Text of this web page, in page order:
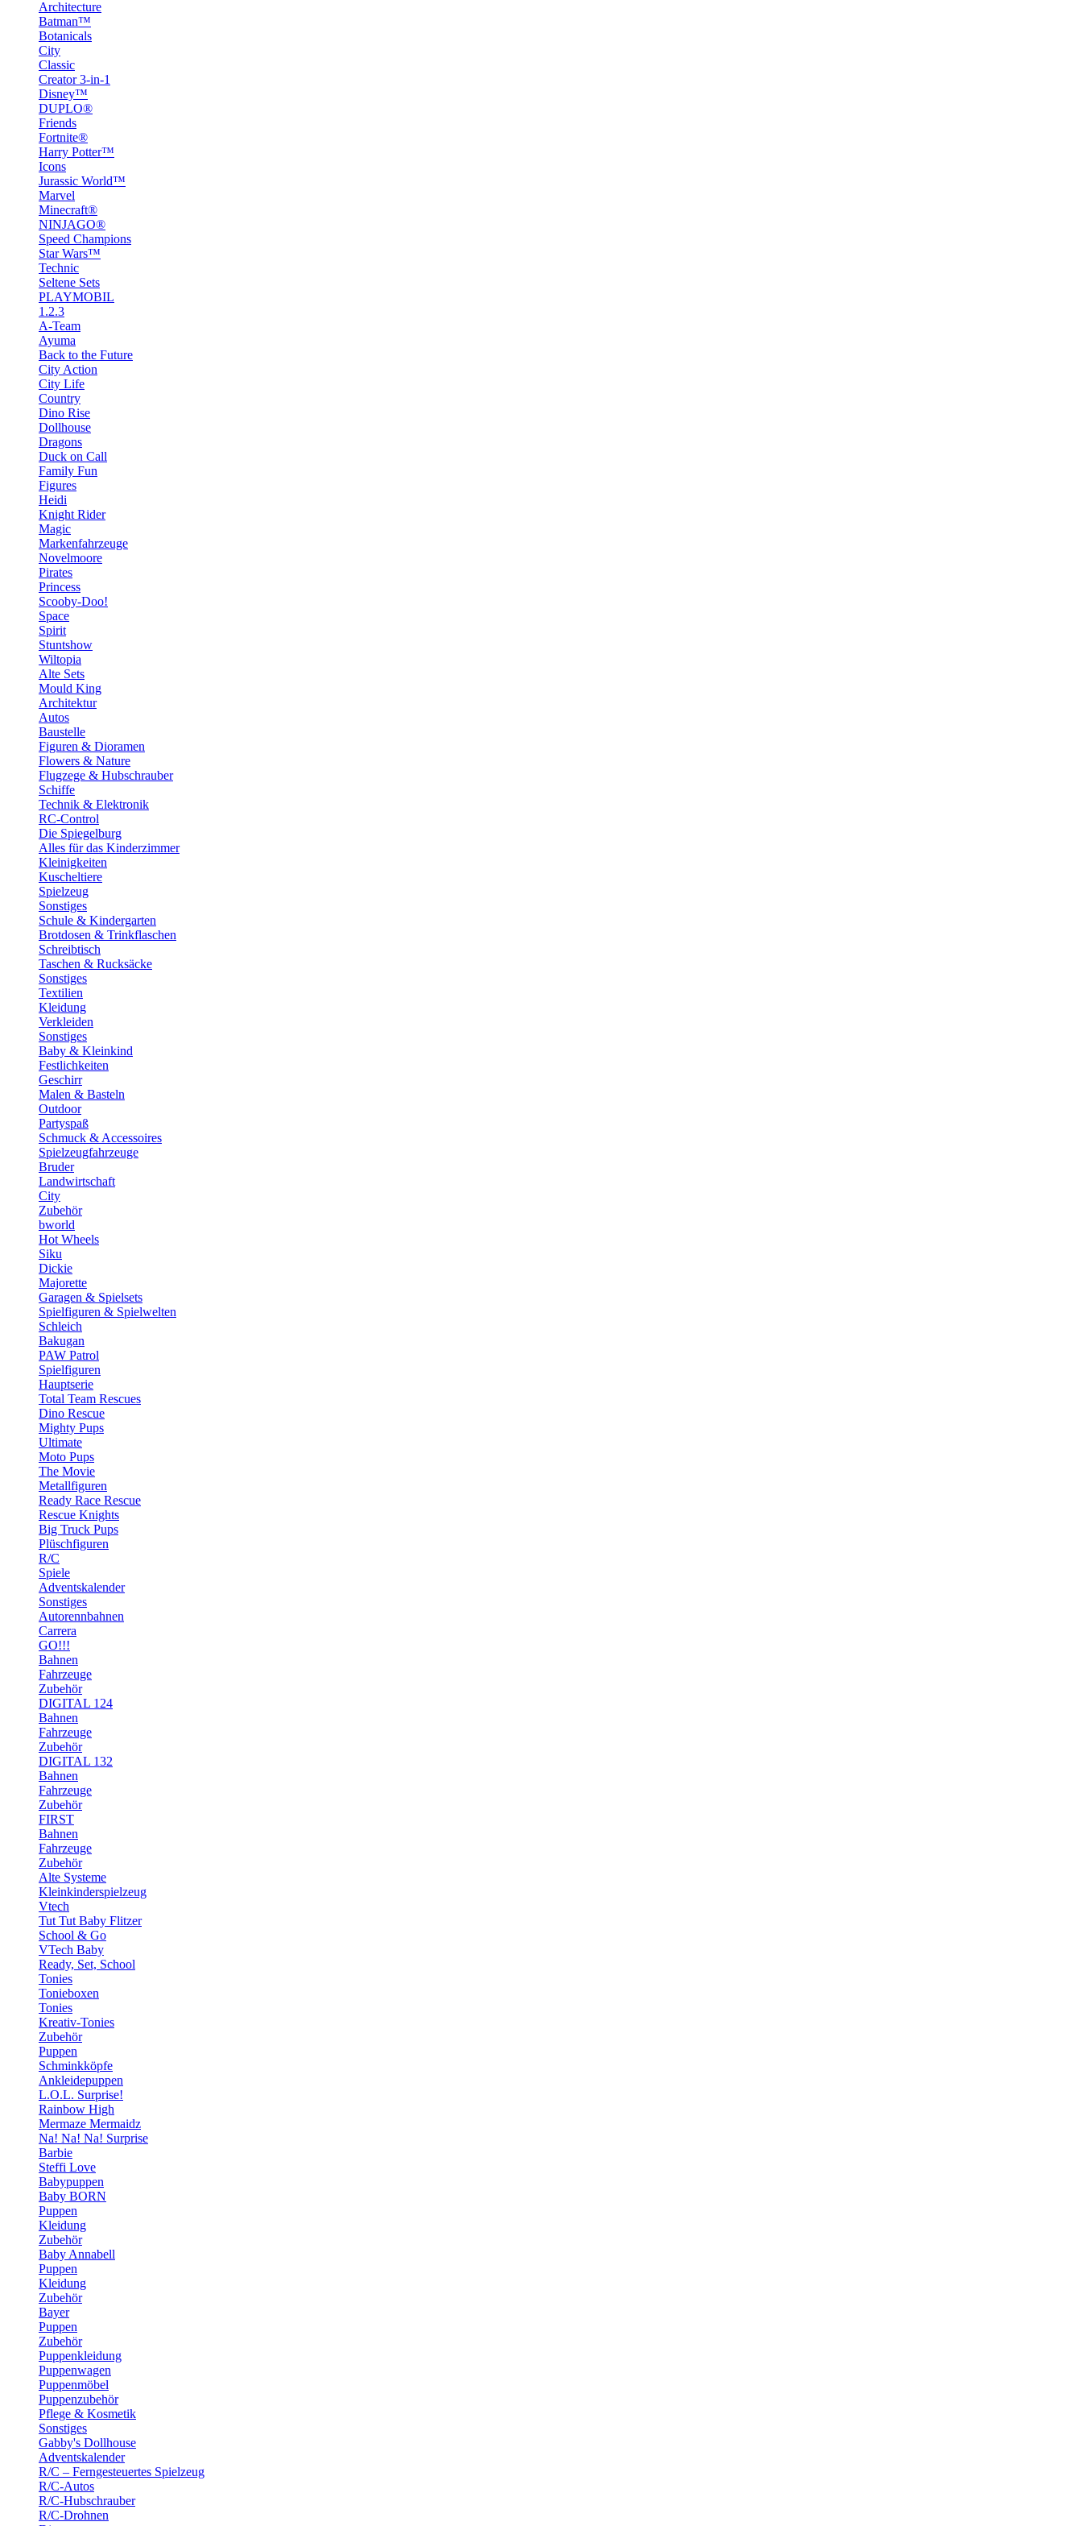
Architecture
Batman™
Botanicals
City
Classic
Creator 3-in-1
Disney™
DUPLO®
Friends
Fortnite®
Harry Potter™
Icons
Jurassic World™
Marvel
Minecraft®
NINJAGO®
Speed Champions
Star Wars™
Technic
Seltene Sets
PLAYMOBIL
1.2.3
A-Team
Ayuma
Back to the Future
City Action
City Life
Country
Dino Rise
Dollhouse
Dragons
Duck on Call
Family Fun
Figures
Heidi
Knight Rider
Magic
Markenfahrzeuge
Novelmoore
Pirates
Princess
Scooby-Doo!
Space
Spirit
Stuntshow
Wiltopia
Alte Sets
Mould King
Architektur
Autos
Baustelle
Figuren & Dioramen
Flowers & Nature
Flugzege & Hubschrauber
Schiffe
Technik & Elektronik
RC-Control
Die Spiegelburg
Alles für das Kinderzimmer
Kleinigkeiten
Kuscheltiere
Spielzeug
Sonstiges
Schule & Kindergarten
Brotdosen & Trinkflaschen
Schreibtisch
Taschen & Rucksäcke
Sonstiges
Textilien
Kleidung
Verkleiden
Sonstiges
Baby & Kleinkind
Festlichkeiten
Geschirr
Malen & Basteln
Outdoor
Partyspaß
Schmuck & Accessoires
Spielzeugfahrzeuge
Bruder
Landwirtschaft
City
Zubehör
bworld
Hot Wheels
Siku
Dickie
Majorette
Garagen & Spielsets
Spielfiguren & Spielwelten
Schleich
Bakugan
PAW Patrol
Spielfiguren
Hauptserie
Total Team Rescues
Dino Rescue
Mighty Pups
Ultimate
Moto Pups
The Movie
Metallfiguren
Ready Race Rescue
Rescue Knights
Big Truck Pups
Plüschfiguren
R/C
Spiele
Adventskalender
Sonstiges
Autorennbahnen
Carrera
GO!!!
Bahnen
Fahrzeuge
Zubehör
DIGITAL 124
Bahnen
Fahrzeuge
Zubehör
DIGITAL 132
Bahnen
Fahrzeuge
Zubehör
FIRST
Bahnen
Fahrzeuge
Zubehör
Alte Systeme
Kleinkinderspielzeug
Vtech
Tut Tut Baby Flitzer
School & Go
VTech Baby
Ready, Set, School
Tonies
Tonieboxen
Tonies
Kreativ-Tonies
Zubehör
Puppen
Schminkköpfe
Ankleidepuppen
L.O.L. Surprise!
Rainbow High
Mermaze Mermaidz
Na! Na! Na! Surprise
Barbie
Steffi Love
Babypuppen
Baby BORN
Puppen
Kleidung
Zubehör
Baby Annabell
Puppen
Kleidung
Zubehör
Bayer
Puppen
Zubehör
Puppenkleidung
Puppenwagen
Puppenmöbel
Puppenzubehör
Pflege & Kosmetik
Sonstiges
Gabby's Dollhouse
Adventskalender
R/C – Ferngesteuertes Spielzeug
R/C-Autos
R/C-Hubschrauber
R/C-Drohnen